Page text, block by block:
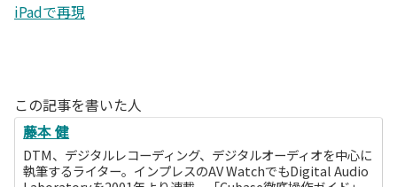
iPadで再現
この記事を書いた人
藤本 健
DTM、デジタルレコーディング、デジタルオーディオを中心に
執筆するライター。インプレスのAV WatchでもDigital Audio